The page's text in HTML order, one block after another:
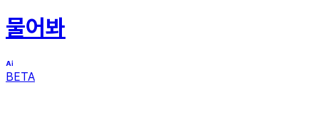
물어봐
BETA